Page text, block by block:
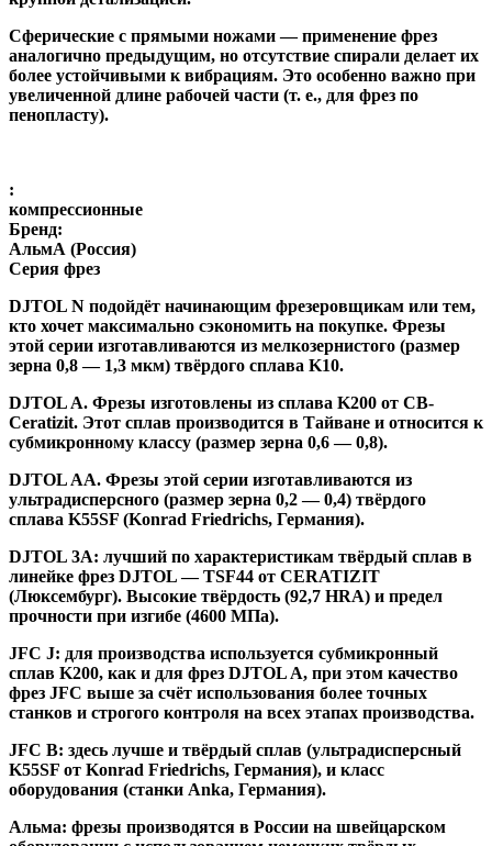
Сферические с прямыми ножами— применение фрез
аналогично предыдущим, но отсутствие спирали делает их
более устойчивыми к вибрациям. Это особенно важно при
увеличенной длине рабочей части (т. е., для фрез по
пенопласту).
:
компрессионные
Бренд:
АльмА (Россия)
Серия фрез
DJTOL N подойдёт начинающим фрезеровщикам или тем,
кто хочет максимально сэкономить на покупке. Фрезы
этой серии изготавливаются из мелкозернистого (размер
зерна 0,8 — 1,3 мкм) твёрдого сплава K10.
DJTOL A. Фрезы изготовлены из сплава K200 от CB-
Ceratizit. Этот сплав производится в Тайване и относится к
субмикронному классу (размер зерна 0,6 — 0,8).
DJTOL AA. Фрезы этой серии изготавливаются из
ультрадисперсного (размер зерна 0,2 — 0,4) твёрдого
сплава K55SF (Konrad Friedrichs, Германия).
DJTOL 3A: лучший по характеристикам твёрдый сплав в
линейке фрез DJTOL — TSF44 от CERATIZIT
(Люксембург). Высокие твёрдость (92,7 HRA) и предел
прочности при изгибе (4600 МПа).
JFC J: для производства используется субмикронный
сплав K200, как и для фрез DJTOL A, при этом качество
фрез JFC выше за счёт использования более точных
станков и строгого контроля на всех этапах производства.
JFC B: здесь лучше и твёрдый сплав (ультрадисперсный
K55SF от Konrad Friedrichs, Германия), и класс
оборудования (станки Anka, Германия).
Альма: фрезы производятся в России на швейцарском